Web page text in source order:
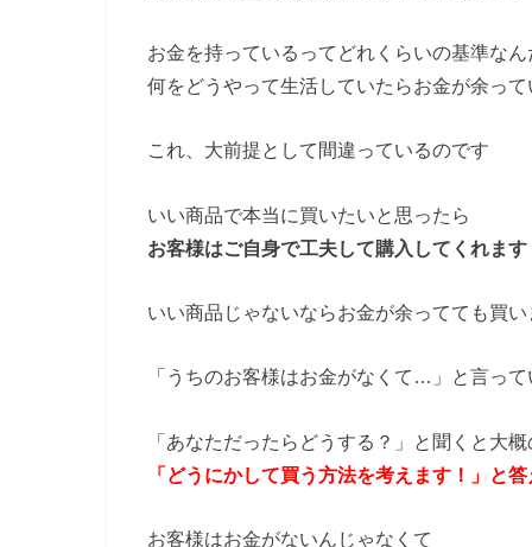
お金を持っているってどれくらいの基準な
何をどうやって生活していたらお金が余っ
これ、大前提として間違っているのです
いい商品で本当に買いたいと思ったら
お客様はご自身で工夫して購入してくれます
いい商品じゃないならお金が余ってても買い
「うちのお客様はお金がなくて…」と言っ
「あなただったらどうする？」と聞くと大
「どうにかして買う方法を考えます！」と
お客様はお金がないんじゃなくて